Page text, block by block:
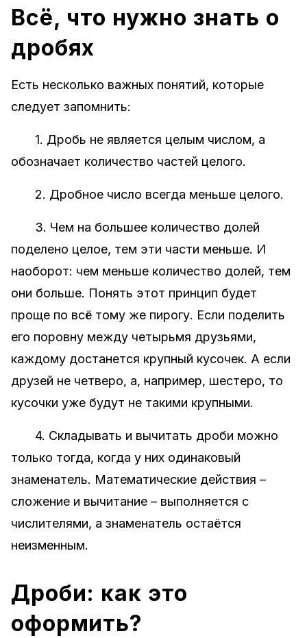
Всё, что нужно знать о
дробях
Есть несколько важных понятий, которые
следует запомнить:
1. Дробь не является целым числом, а
обозначает количество частей целого.
2. Дробное число всегда меньше целого.
3. Чем на большее количество долей
поделено целое, тем эти части меньше. И
наоборот: чем меньше количество долей, тем
они больше. Понять этот принцип будет
проще по всё тому же пирогу. Если поделить
его поровну между четырьмя друзьями,
каждому достанется крупный кусочек. А если
друзей не четверо, а, например, шестеро, то
кусочки уже будут не такими крупными.
4. Складывать и вычитать дроби можно
только тогда, когда у них одинаковый
знаменатель. Математические действия –
сложение и вычитание – выполняется с
числителями, а знаменатель остаётся
неизменным.
Дроби: как это
оформить?